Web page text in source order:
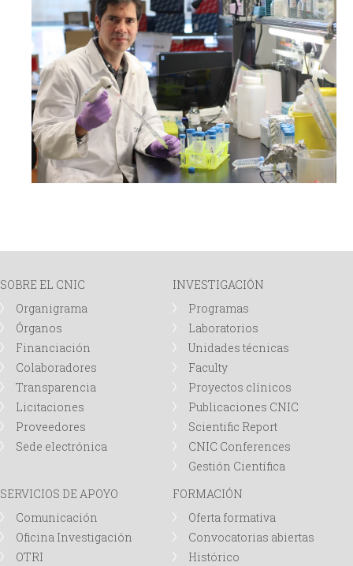
SOBRE EL CNIC
Organigrama
Órganos
Financiación
Colaboradores
Transparencia
Licitaciones
Proveedores
Sede electrónica
INVESTIGACIÓN
Programas
Laboratorios
Unidades técnicas
Faculty
Proyectos clínicos
Publicaciones CNIC
Scientific Report
CNIC Conferences
Gestión Científica
SERVICIOS DE APOYO
Comunicación
Oficina Investigación
OTRI
FORMACIÓN
Oferta formativa
Convocatorias abiertas
Histórico